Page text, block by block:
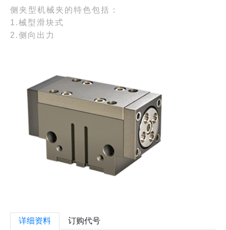
侧夹型机械夹的特色包括：
1.械型滑块式
2.侧向出力
详细资料 订购代号